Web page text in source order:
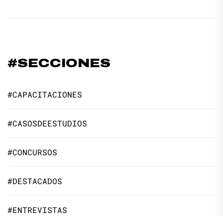
#SECCIONES
#CAPACITACIONES
#CASOSDEESTUDIOS
#CONCURSOS
#DESTACADOS
#ENTREVISTAS